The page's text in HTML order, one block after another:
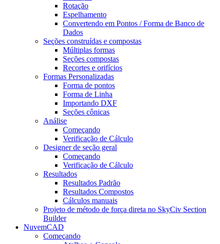
Rotação
Espelhamento
Convertendo em Pontos / Forma de Banco de
Dados
Seções construídas e compostas
Múltiplas formas
Seções compostas
Recortes e orifícios
Formas Personalizadas
Forma de pontos
Forma de Linha
Importando DXF
Seções cônicas
Análise
Começando
Verificação de Cálculo
Designer de seção geral
Começando
Verificação de Cálculo
Resultados
Resultados Padrão
Resultados Compostos
Cálculos manuais
Projeto de método de força direta no SkyCiv Section
Builder
NuvemCAD
Começando